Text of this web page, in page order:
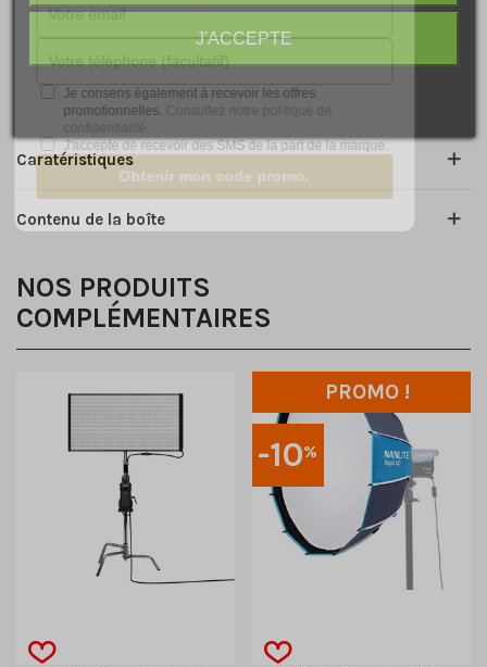
Le panneau PavoSlim 120C s'intègrefacilement dans les
s'installeet se
Pour plus de flexibilité, l'étui de transport rembourré peut
contenir tous les accessoires inclus dans la boîte !
Caratéristiques
Contenu de la boîte
NOS PRODUITS
COMPLÉMENTAIRES
-10%
PROMO !
J'ACCEPTE
Je consens également à recevoir les offres
promotionnelles.
Consultez notre politique de
confidentialité.
J'accepte de recevoir des SMS de la part de la marque.
Obtenir mon code promo.